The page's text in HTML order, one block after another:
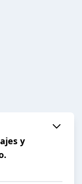
y